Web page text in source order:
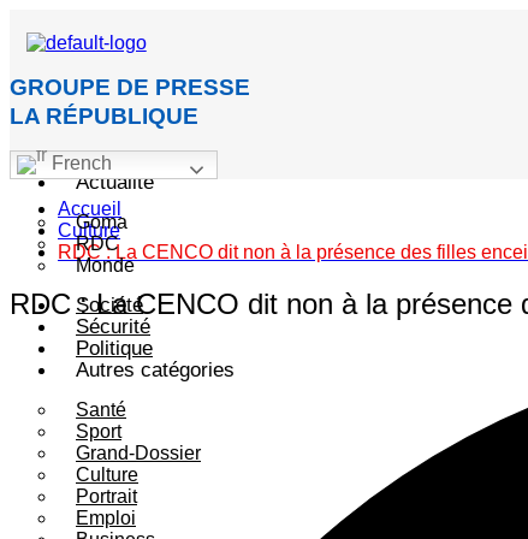
GROUPE DE PRESSE
LA RÉPUBLIQUE
Accueil
Actualité
Goma
RDC
Monde
Société
Sécurité
Politique
Autres catégories
Santé
Sport
Grand-Dossier
Culture
Portrait
Emploi
French
Accueil
Culture
RDC : La CENCO dit non à la présence des filles
RDC : La CENCO dit non à la